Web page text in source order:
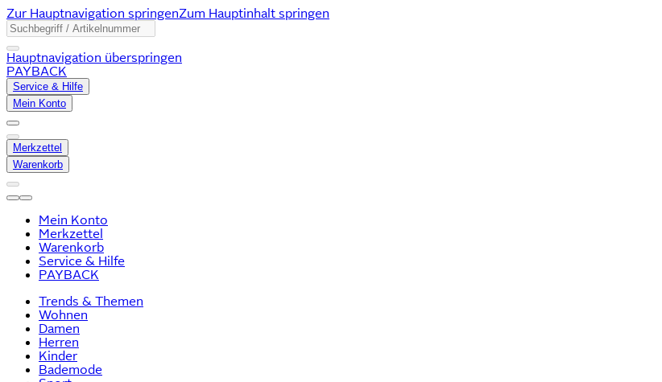
Zur Hauptnavigation springenZum Hauptinhalt springen
Hauptnavigation überspringen
PAYBACK
Service & Hilfe
Mein Konto
Merkzettel
Warenkorb
Mein Konto
Merkzettel
Warenkorb
Service & Hilfe
PAYBACK
Trends & Themen
Wohnen
Damen
Herren
Kinder
Bademode